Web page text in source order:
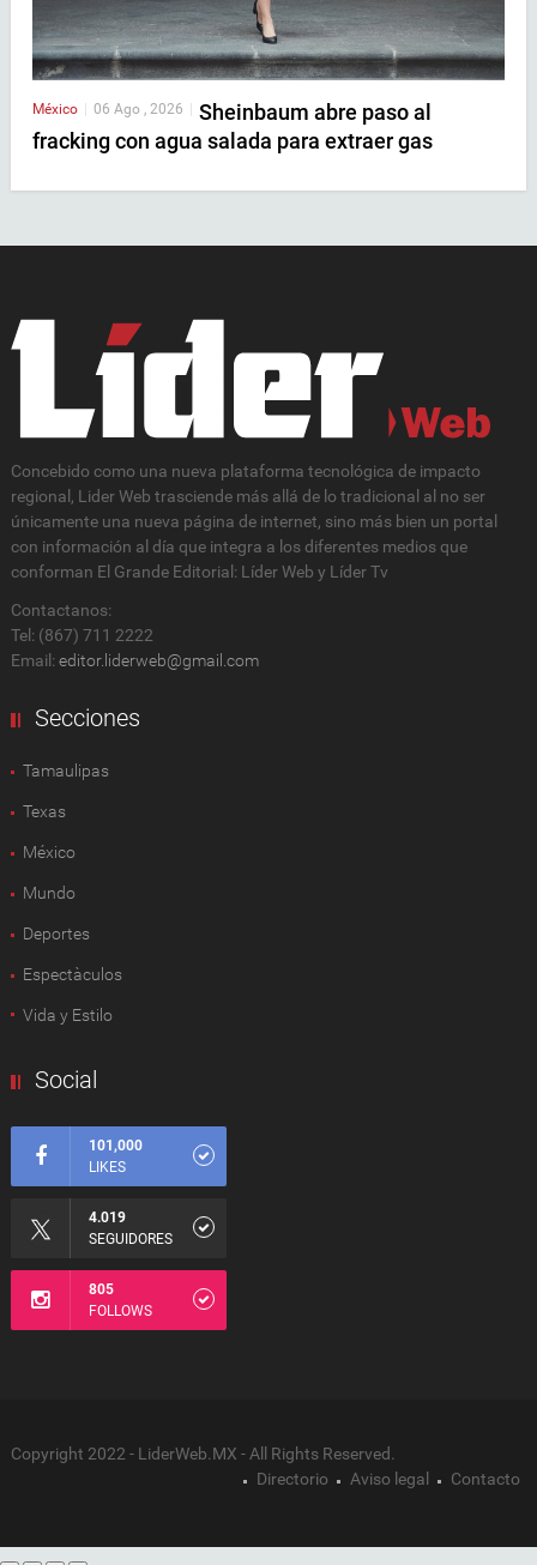
México 06 Ago , 2026
Sheinbaum abre paso al
fracking con agua salada para extraer gas
Concebido como una nueva plataforma tecnológica de impacto
regional, Lider Web trasciende más allá de lo tradicional al no ser
únicamente una nueva página de internet, sino más bien un portal
con información al día que integra a los diferentes medios que
conforman El Grande Editorial: Líder Web y Líder Tv
Contactanos:
Tel: (867) 711 2222
Email: editor.liderweb@gmail.com
Secciones
Tamaulipas
Texas
México
Mundo
Deportes
Espectàculos
Vida y Estilo
Social
101,000
LIKES
4.019
SEGUIDORES
805
FOLLOWS
Copyright 2022 - LiderWeb.MX - All Rights Reserved.
Directorio
Aviso legal Contacto